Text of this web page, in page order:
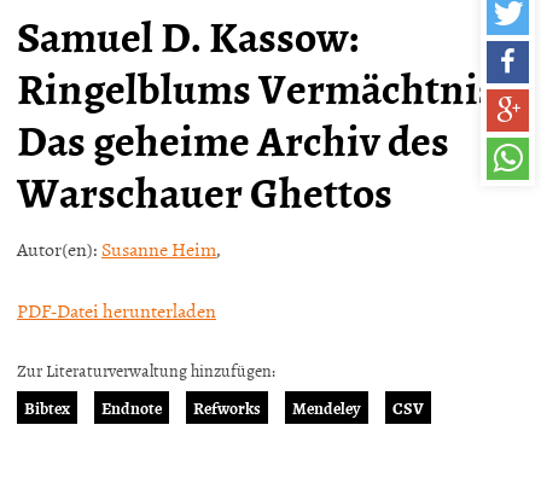
Samuel D. Kassow:
Ringelblums Vermächtnis.
Das geheime Archiv des
Warschauer Ghettos
Autor(en): Susanne Heim,
PDF-Datei herunterladen
Zur Literaturverwaltung hinzufügen:
Bibtex
Endnote Refworks Mendeley CSV